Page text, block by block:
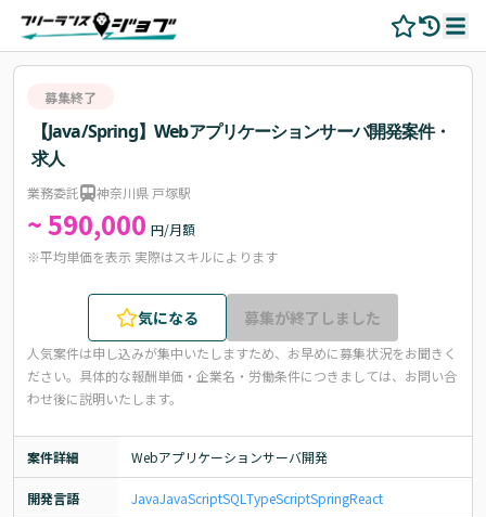
募集終了
【Java/Spring】Webアプリケーションサーバ開発案件・
求人
業務委託 神奈川県 戸塚駅
~ 590,000 円/月額
※平均単価を表示 実際はスキルによります
気になる 募集が終了しました
人気案件は申し込みが集中いたしますため、お早めに募集状況をお聞きく
ださい。 具体的な報酬単価・企業名・労働条件につきましては、お問い合
わせ後に説明いたします。
案件詳細 Webアプリケーションサーバ開発
開発言語 JavaJavaScriptSQL TypeScriptSpringReact